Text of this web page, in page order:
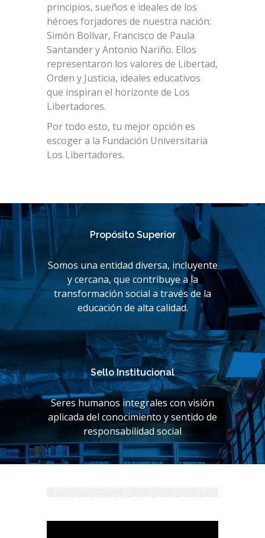
principios, sueños e ideales de los
héroes forjadores de nuestra nación:
Simón Bolívar, Francisco de Paula
Santander y Antonio Nariño. Ellos
representaron los valores de Libertad,
Orden y Justicia, ideales educativos
que inspiran el horizonte de Los
Libertadores.
Por todo esto, tu mejor opción es
escoger a la Fundación Universitaria
Los Libertadores.
Propósito Superior
Somos una entidad diversa, incluyente
y cercana, que contribuye a la
transformación social a través de la
educación de alta calidad.
Sello Institucional
Seres humanos integrales con visión
aplicada del conocimiento y sentido de
responsabilidad social